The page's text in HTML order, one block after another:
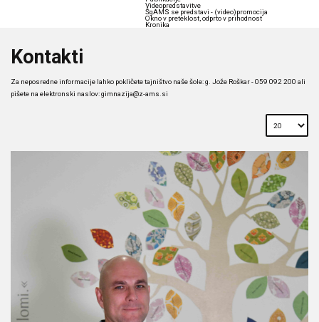
Videopredstavitve
ŠgAMS se predstavi - (video)promocija
Okno v preteklost, odprto v prihodnost
Kronika
Kontakti
Za neposredne informacije lahko pokličete tajništvo naše šole: g. Jože Roškar - 059 092 200 ali
pišete na elektronski naslov:gimnazija@z-ams.si